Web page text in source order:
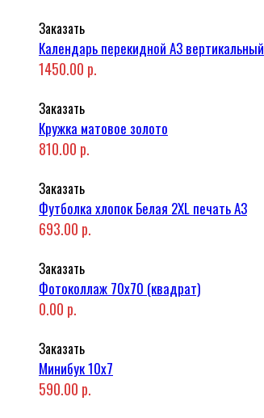
Заказать
Календарь перекидной А3 вертикальный
1450.00 р.
Заказать
Кружка матовое золото
810.00 р.
Заказать
Футболка хлопок Белая 2XL печать A3
693.00 р.
Заказать
Фотоколлаж 70x70 (квадрат)
0.00 р.
Заказать
Минибук 10х7
590.00 р.